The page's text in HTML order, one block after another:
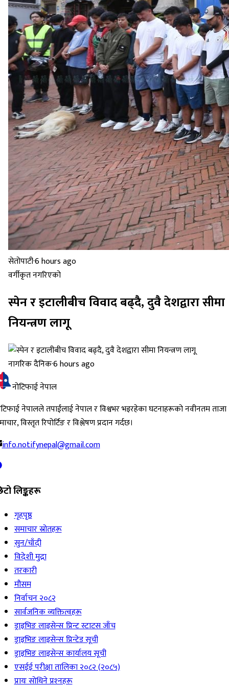
सेतोपाटी·6 hours ago
वर्गीकृत नगरिएको
स्पेन र इटालीबीच विवाद बढ्दै, दुवै देशद्वारा सीमा
नियन्त्रण लागू
नागरिक दैनिक·6 hours ago
नोटिफाई नेपाल
नेपालले तपाईंलाई नेपाल र विश्वभर भइरहेका घटनाहरूको नवीनतम ताजा
विस्तृत रिपोर्टिङ र विश्लेषण प्रदान गर्दछ।
info.notifynepal@gmail.com
लिङ्कहरू
गृहपृष्ठ
समाचार स्रोतहरू
सुन/चाँदी
विदेशी मुद्रा
तरकारी
मौसम
निर्वाचन २०८२
सार्वजनिक व्यक्तित्वहरू
ड्राइभिङ लाइसेन्स प्रिन्ट स्टाटस जाँच
ड्राइभिङ लाइसेन्स प्रिन्टेड सूची
ड्राइभिङ लाइसेन्स कार्यालय सूची
एसईई परीक्षा तालिका २०८२ (२०८५)
प्रायः सोधिने प्रश्‍नहरू